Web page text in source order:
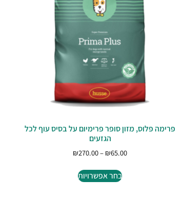
פרימה פלוס, מזון סופר פרימיום על בסיס עוף לכל
הגזעים
₪65.00
–
₪270.00
בחר אפשרויות